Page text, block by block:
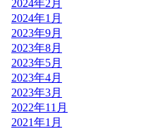
2024年2月
2024年1月
2023年9月
2023年8月
2023年5月
2023年4月
2023年3月
2022年11月
2021年1月